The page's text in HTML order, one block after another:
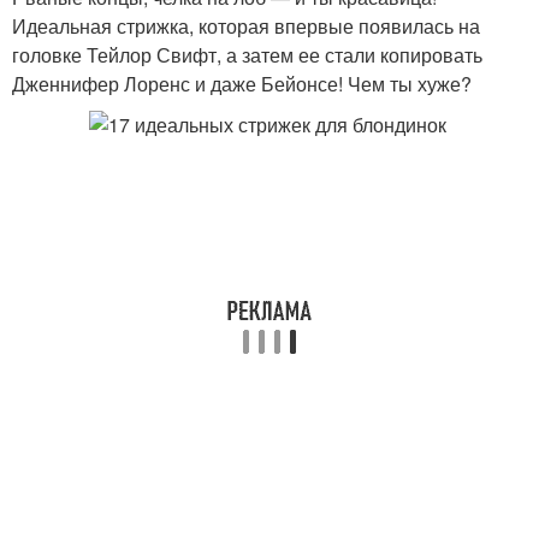
Идеальная стрижка, которая впервые появилась на
головке Тейлор Свифт, а затем ее стали копировать
Дженнифер Лоренс и даже Бейонсе! Чем ты хуже?